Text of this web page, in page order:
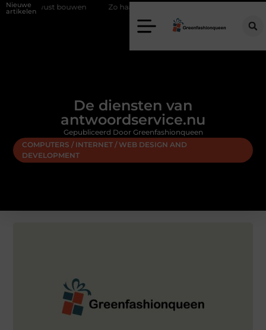
Nieuwe
artikelen
bouwen Zo haalt u echt vuur in huis zonder schoorsteen
De diensten van
antwoordservice.nu
COMPUTERS / INTERNET / WEB DESIGN AND
DEVELOPMENT
Gepubliceerd Door Greenfashionqueen